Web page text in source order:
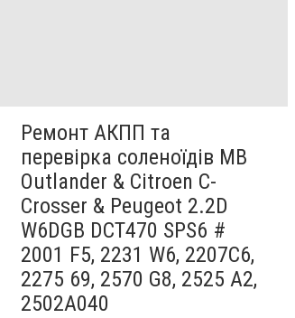
Ремонт АКПП та
перевірка соленоїдів MB
Outlander & Citroen C-
Crosser & Peugeot 2.2D
W6DGB DCT470 SPS6 #
2001 F5, 2231 W6, 2207C6,
2275 69, 2570 G8, 2525 A2,
2502A040